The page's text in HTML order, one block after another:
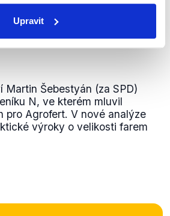
Upravit
OVĚŘENO
i ostatní
Martin Šebestyán (za SPD)
N, ve kterém mluvil
pro Agrofert. V nové analýze
výroky o velikosti farem